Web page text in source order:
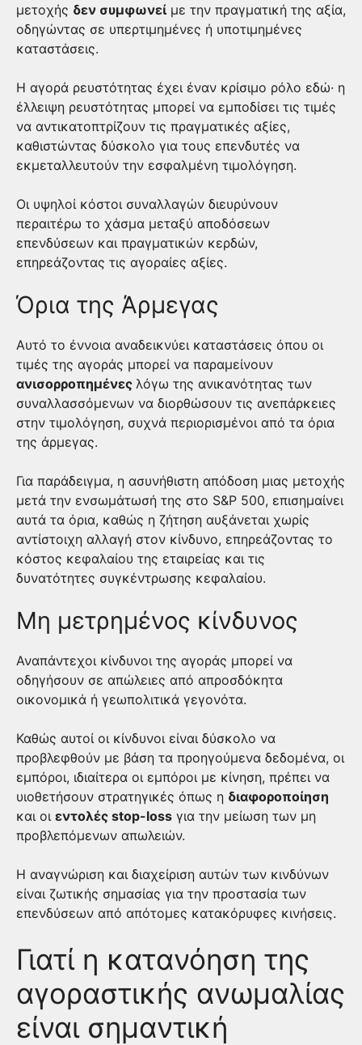
μετοχής δεν συμφωνεί με την πραγματική της αξία,
οδηγώντας σε υπερτιμημένες ή υποτιμημένες
καταστάσεις.
Η αγορά ρευστότητας έχει έναν κρίσιμο ρόλο εδώ· η
έλλειψη ρευστότητας μπορεί να εμποδίσει τις τιμές
να αντικατοπτρίζουν τις πραγματικές αξίες,
καθιστώντας δύσκολο για τους επενδυτές να
εκμεταλλευτούν την εσφαλμένη τιμολόγηση.
Οι υψηλοί κόστοι συναλλαγών διευρύνουν
περαιτέρω το χάσμα μεταξύ αποδόσεων
επενδύσεων και πραγματικών κερδών,
επηρεάζοντας τις αγοραίες αξίες.
Όρια της Άρμεγας
Αυτό το έννοια αναδεικνύει καταστάσεις όπου οι
τιμές της αγοράς μπορεί να παραμείνουν
ανισορροπημένες λόγω της ανικανότητας των
συναλλασσόμενων να διορθώσουν τις ανεπάρκειες
στην τιμολόγηση, συχνά περιορισμένοι από τα όρια
της άρμεγας.
Για παράδειγμα, η ασυνήθιστη απόδοση μιας μετοχής
μετά την ενσωμάτωσή της στο S&P 500, επισημαίνει
αυτά τα όρια, καθώς η ζήτηση αυξάνεται χωρίς
αντίστοιχη αλλαγή στον κίνδυνο, επηρεάζοντας το
κόστος κεφαλαίου της εταιρείας και τις
δυνατότητες συγκέντρωσης κεφαλαίου.
Μη μετρημένος κίνδυνος
Αναπάντεχοι κίνδυνοι της αγοράς μπορεί να
οδηγήσουν σε απώλειες από απροσδόκητα
οικονομικά ή γεωπολιτικά γεγονότα.
Καθώς αυτοί οι κίνδυνοι είναι δύσκολο να
προβλεφθούν με βάση τα προηγούμενα δεδομένα, οι
εμπόροι, ιδιαίτερα οι εμπόροι με κίνηση, πρέπει να
υιοθετήσουν στρατηγικές όπως η διαφοροποίηση
και οι εντολές stop-loss για την μείωση των μη
προβλεπόμενων απωλειών.
Η αναγνώριση και διαχείριση αυτών των κινδύνων
είναι ζωτικής σημασίας για την προστασία των
επενδύσεων από απότομες κατακόρυφες κινήσεις.
Γιατί η κατανόηση της
αγοραστικής ανωμαλίας
είναι σημαντική